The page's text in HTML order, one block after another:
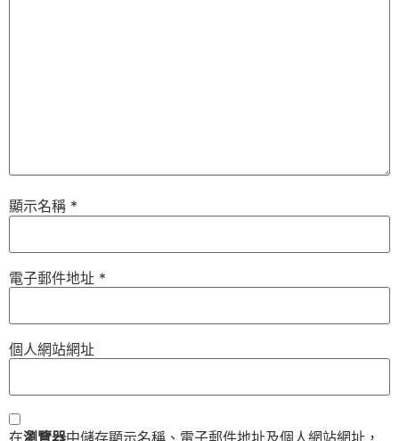
顯示名稱 *
電子郵件地址 *
個人網站網址
在瀏覽器中儲存顯示名稱、電子郵件地址及個人網站網址，